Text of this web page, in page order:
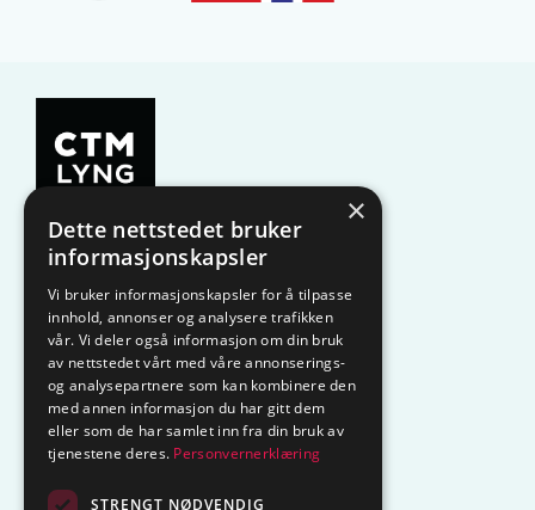
KAMPANJE Komfyrvakt
Belysning Lysstyring
Varmestyring Vannstopp
Frostsikring Smarthus – OP
Centrol
×
Dette nettstedet bruker
informasjonskapsler
Vi bruker informasjonskapsler for å tilpasse
innhold, annonser og analysere trafikken
vår. Vi deler også informasjon om din bruk
av nettstedet vårt med våre annonserings-
og analysepartnere som kan kombinere den
med annen informasjon du har gitt dem
eller som de har samlet inn fra din bruk av
tjenestene deres. Personvernerklæring
STRENGT NØDVENDIG